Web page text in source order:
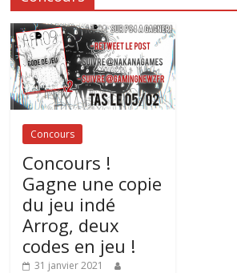
Concours
Concours !
Gagne une copie
du jeu indé
Arrog, deux
codes en jeu !
31 janvier 2021